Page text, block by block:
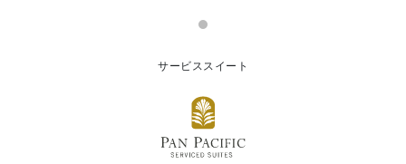
サービススイート